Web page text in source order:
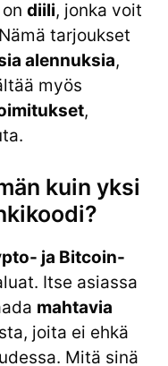
on diili, jonka voit
tarjoukset
alennuksia,
myös
,
kuin yksi
ja Bitcoin-
Itse asiassa
mahtavia
joita ei ehkä
Mitä sinä